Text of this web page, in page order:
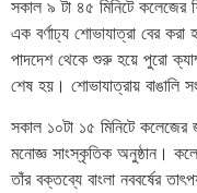
সকাল ৯ টা ৪৫ মিনিটে কলেজের
এক বর্ণাঢ্য শোভাযাত্রা বের
পাদদেশ থেকে শুরু হয়ে পুরো
শেষ হয়। শোভাযাত্রায় বাঙালি
সকাল ১০টা ১৫ মিনিটে কলেজের
মনোজ্ঞ সাংস্কৃতিক অনুষ্ঠান।
তাঁর বক্তব্যে বাংলা নববর্ষের